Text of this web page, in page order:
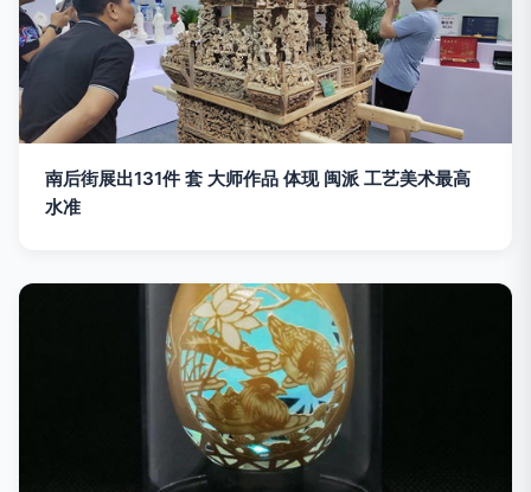
南后街展出131件 套 大师作品 体现 闽派 工艺美术最高
水准